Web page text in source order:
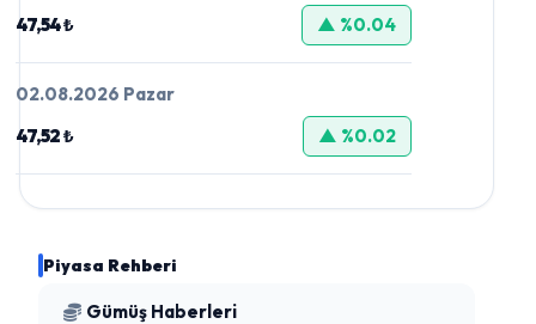
47,54 ₺
▲ %0.04
02.08.2026 Pazar
47,52 ₺
▲ %0.02
Piyasa Rehberi
Gümüş Haberleri